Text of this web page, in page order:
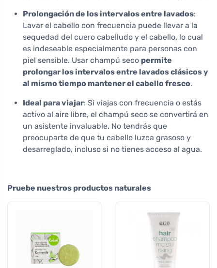
Prolongación de los intervalos entre lavados:
Lavar el cabello con frecuencia puede llevar a la
sequedad del cuero cabelludo y el cabello, lo cual
es indeseable especialmente para personas con
piel sensible. Usar champú seco permite
prolongar los intervalos entre lavados clásicos y
al mismo tiempo mantener el cabello fresco.
Ideal para viajar: Si viajas con frecuencia o estás
activo al aire libre, el champú seco se convertirá en
un asistente invaluable. No tendrás que
preocuparte de que tu cabello luzca grasoso y
desarreglado, incluso si no tienes acceso al agua.
Pruebe nuestros productos naturales